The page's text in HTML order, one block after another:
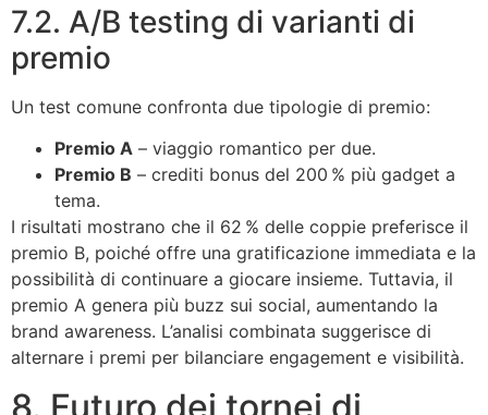
7.2. A/B testing di varianti di
premio
Un test comune confronta due tipologie di premio:
Premio A – viaggio romantico per due.
Premio B – crediti bonus del 200 % più gadget a
tema.
I risultati mostrano che il 62 % delle coppie preferisce il
premio B, poiché offre una gratificazione immediata e la
possibilità di continuare a giocare insieme. Tuttavia, il
premio A genera più buzz sui social, aumentando la
brand awareness. L’analisi combinata suggerisce di
alternare i premi per bilanciare engagement e visibilità.
8. Futuro dei tornei di